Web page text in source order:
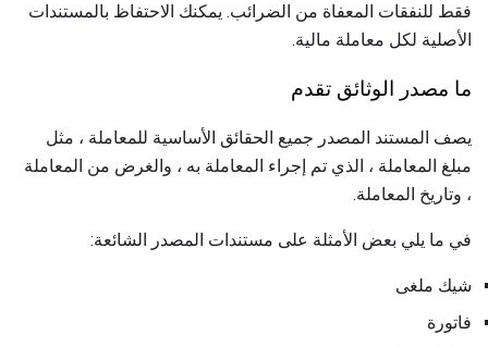
فقط للنفقات المعفاة من الضرائب. يمكنك الاحتفاظ بالمستندات
الأصلية لكل معاملة مالية.
ما مصدر الوثائق تقدم
يصف المستند المصدر جميع الحقائق الأساسية للمعاملة ، مثل
مبلغ المعاملة ، الذي تم إجراء المعاملة به ، والغرض من المعاملة
، وتاريخ المعاملة.
في ما يلي بعض الأمثلة على مستندات المصدر الشائعة:
شيك ملغى
فاتورة